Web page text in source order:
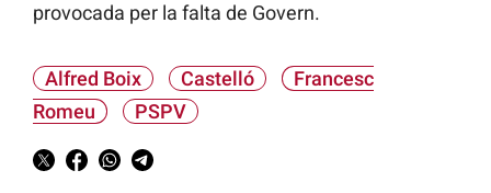
provocada per la falta de Govern.
Alfred Boix Castelló
Francesc
Romeu
PSPV